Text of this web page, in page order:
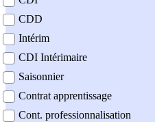
CDD
Intérim
CDI Intérimaire
Saisonnier
Contrat apprentissage
Cont. professionnalisation